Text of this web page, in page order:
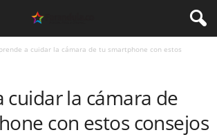
a cuidar la cámara de tu smartphone con estos
cuidar la cámara de
con estos consejos